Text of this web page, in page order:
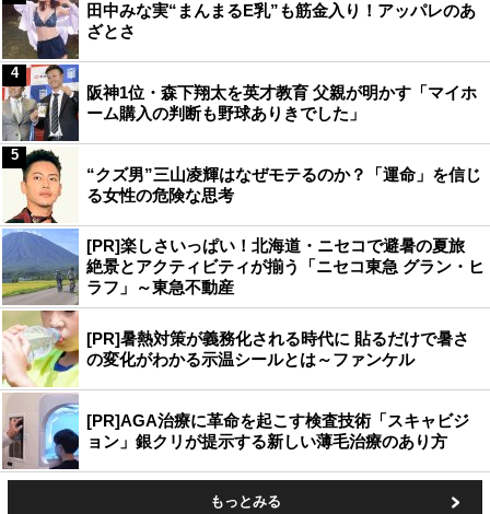
田中みな実“まんまるE乳”も筋金入り！アッパレのあ
ざとさ
阪神1位・森下翔太を英才教育 父親が明かす「マイホ
ーム購入の判断も野球ありきでした」
4
“クズ男”三山凌輝はなぜモテるのか？「運命」を信じ
る女性の危険な思考
5
[PR]楽しさいっぱい！北海道・ニセコで避暑の夏旅
絶景とアクティビティが揃う「ニセコ東急 グラン・ヒ
ラフ」～東急不動産
[PR]暑熱対策が義務化される時代に 貼るだけで暑さ
の変化がわかる示温シールとは～ファンケル
[PR]AGA治療に革命を起こす検査技術「スキャビジ
ョン」銀クリが提示する新しい薄毛治療のあり方
もっとみる